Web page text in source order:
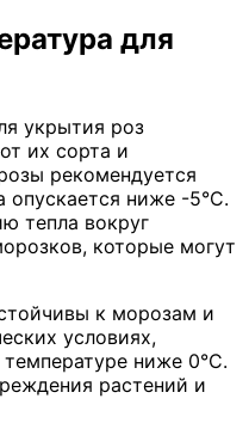
для
укрытия роз
их сорта и
рекомендуется
опускается ниже -5°C.
тепла вокруг
которые могут
к морозам и
условиях,
ниже 0°C.
растений и